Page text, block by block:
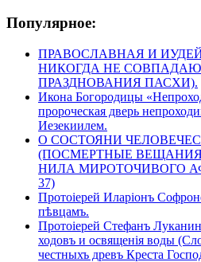
Популярное:
ПРАВОСЛАВНАЯ И
НИКОГДА НЕ
ПРАЗДНОВАНИЯ ПАСХИ).
Икона Богородицы
пророческая дверь
Иезекиилем.
О СОСТОЯНИ
(ПОСМЕРТНЫЕ
НИЛА МИРОТОЧИВОГО
37)
Протоіерей Иларіонъ
пѣвцамъ.
Протоіерей Стефанъ
ходовъ и освященія воды
честныхъ древъ Креста